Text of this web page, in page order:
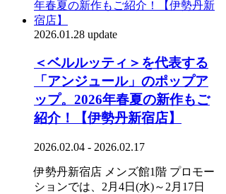
2026.01.28 update
＜ベルルッティ＞を代表する
「アンジュール」のポップア
ップ。2026年春夏の新作もご
紹介！【伊勢丹新宿店】
2026.02.04 - 2026.02.17
伊勢丹新宿店 メンズ館1階 プロモー
ションでは、2月4日(水)～2月17日